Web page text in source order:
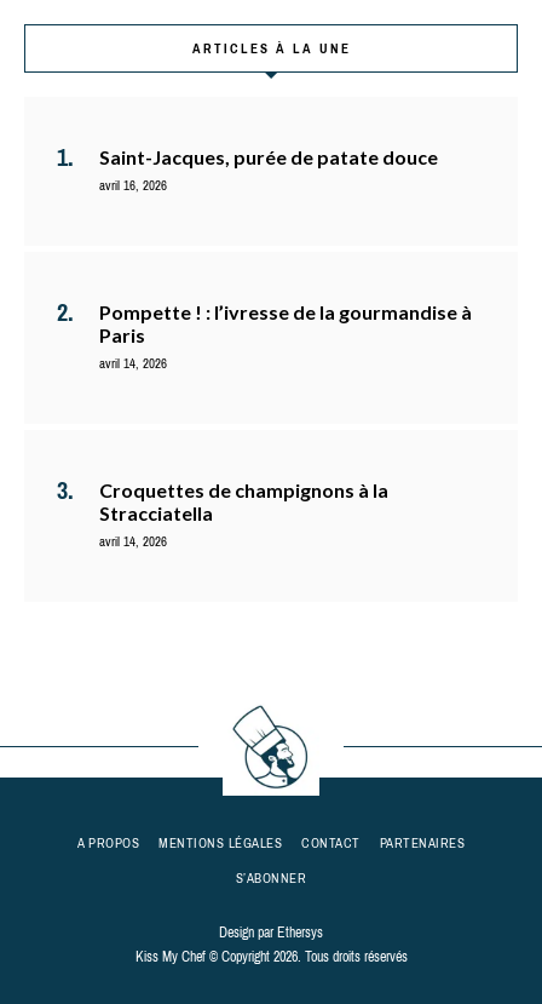
ARTICLES À LA UNE
Saint-Jacques, purée de patate douce
avril 16, 2026
Pompette ! : l’ivresse de la gourmandise à
Paris
avril 14, 2026
Croquettes de champignons à la
Stracciatella
avril 14, 2026
A PROPOS MENTIONS LÉGALES CONTACT
PARTENAIRES
S’ABONNER
Design parEthersys
Kiss My Chef © Copyright 2026. Tous droits réservés